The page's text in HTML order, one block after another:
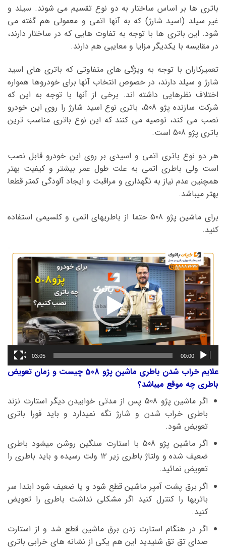
باتری ها بر اساس ساختار به دو نوع تقسیم می شوند. سیلد و
غیر سیلد (اسید شارژ) که به آنها اتمی و معمولی هم گفته می
شود. این باتری ها با توجه به تفاوت هایی که در ساختار دارند،
در مقایسه با یکدیگر مزایا و معایبی هم دارند.
تعمیرکاران با توجه به ویژگی های متفاوتی که باتری های اسید
شارژ و سیلد دارند، در خصوص انتخاب آنها برای خودروها همواره
اختلاف نظرهایی داشته اند. برخی از آنها با توجه به این که
شرکت سازنده پژو 508، باتری نوع اسید شارژ را روی این خودرو
نصب می کند، توصیه می کنند که این نوع باتری مناسب ترین
باتری پژو 508 است.
هر دو نوع باتری اتمی و اسیدی بر روی این خودرو قابل نصب
است ولی باطری اتمی به علت طول عمر بیشتر و کیفیت بهتر
همچنین عدم نیاز به نگهداری و مراقبت و ایجاد آلودگی کمتر قطعا
بهتر میباشد.
برای ماشین پژو 508 حتما از باطریهای اتمی و کلسیمی استفاده
کنید.
نمایشگر
ویدیو
00:00
03:05
علایم خراب شدن باطری ماشین پژو 508 چیست و زمان تعویض
باطری چه موقع میباشد؟
اگر ماشین پژو 508 پس از مدتی خوابیدن دیگر استارت نزند
باطری خراب شدن و شارژ نگه نمیدارد و باید فورا باتری
تعویض شود.
اگر ماشین پژو 508 با استارت سنگین روشن میشود باطری
ضعیف شده و ولتاژ باطری زیر ۱۲ ولت رسیده و باید باطری را
تعویض نمائید.
اگر برق پشت آمپر ماشین قطع شود و یا ضعیف شود ابتدا سر
باتریها را کنترل کنید اگر مشکلی نداشت باطری را تعویض
کنید.
اگر در هنگام استارت زدن برق ماشین قطع شد و از استارت
صدای تق تق شنیدید این هم یکی از نشانه های خرابی باتری